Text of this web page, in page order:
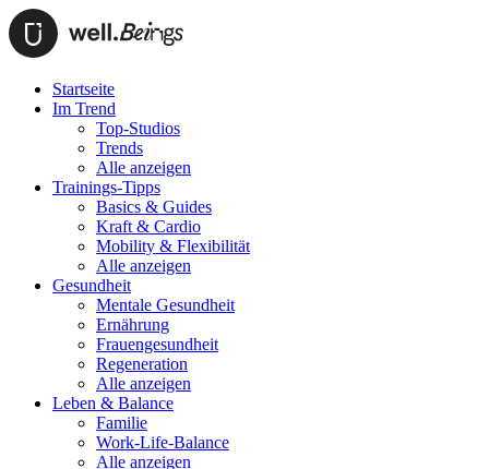
Startseite
Im Trend
Top-Studios
Trends
Alle anzeigen
Trainings-Tipps
Basics & Guides
Kraft & Cardio
Mobility & Flexibilität
Alle anzeigen
Gesundheit
Mentale Gesundheit
Ernährung
Frauengesundheit
Regeneration
Alle anzeigen
Leben & Balance
Familie
Work-Life-Balance
Alle anzeigen